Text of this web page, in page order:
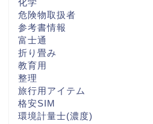
危険物取扱者
参考書情報
富士通
折り畳み
教育用
整理
旅行用アイテム
格安SIM
環境計量士(濃度)